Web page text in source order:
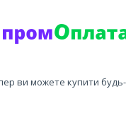
ви можете купити